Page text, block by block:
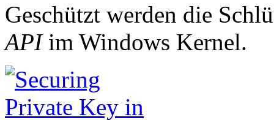
Geschützt werden die
APIim Windows Kernel.